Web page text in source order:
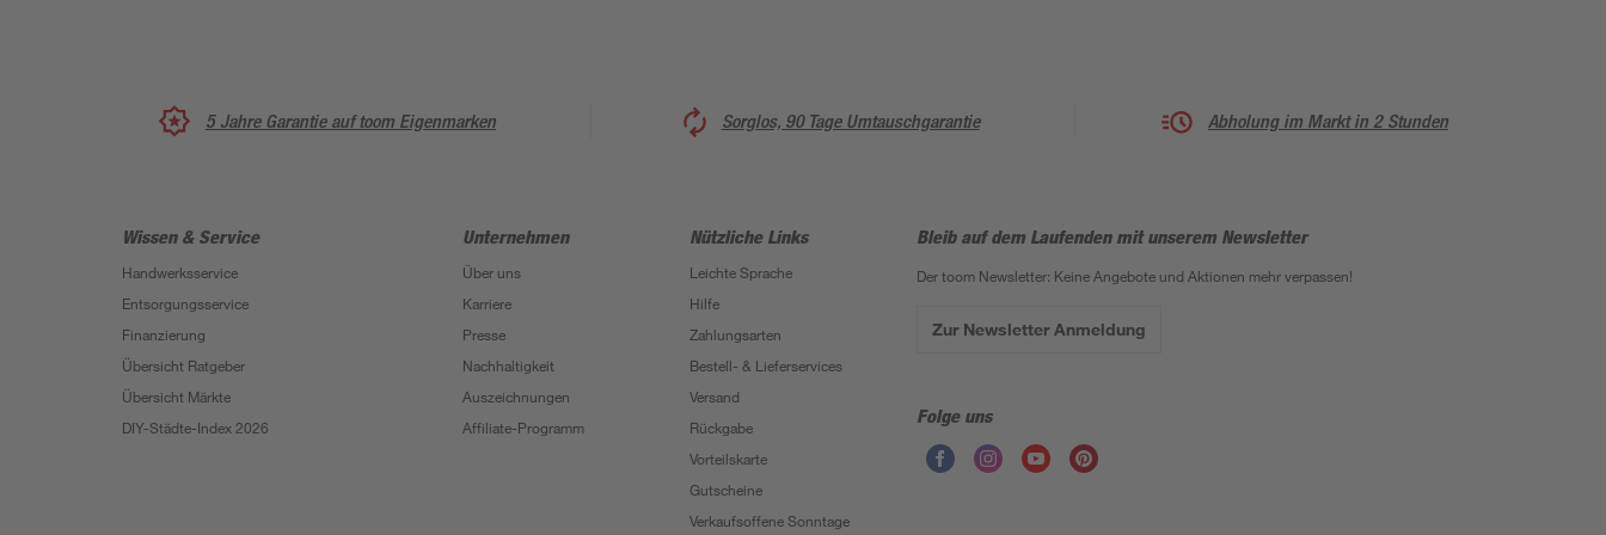
5 Jahre Garantie auf toom Eigenmarken Sorglos, 90 Tage Umtauschgarantie Abholung im Markt in 2 Stunden
Wissen & Service
Handwerksservice
Entsorgungsservice
Finanzierung
Übersicht Ratgeber
Übersicht Märkte
DIY-Städte-Index 2026
Unternehmen
Über uns
Karriere
Presse
Nachhaltigkeit
Auszeichnungen
Affiliate-Programm
Nützliche Links
Leichte Sprache
Hilfe
Zahlungsarten
Bestell- & Lieferservices
Versand
Rückgabe
Vorteilskarte
Gutscheine
Verkaufsoffene Sonntage
Bleib auf dem Laufenden mit unserem Newsletter
Der toom Newsletter: Keine Angebote und Aktionen mehr verpassen!
Zur Newsletter Anmeldung
Folge uns